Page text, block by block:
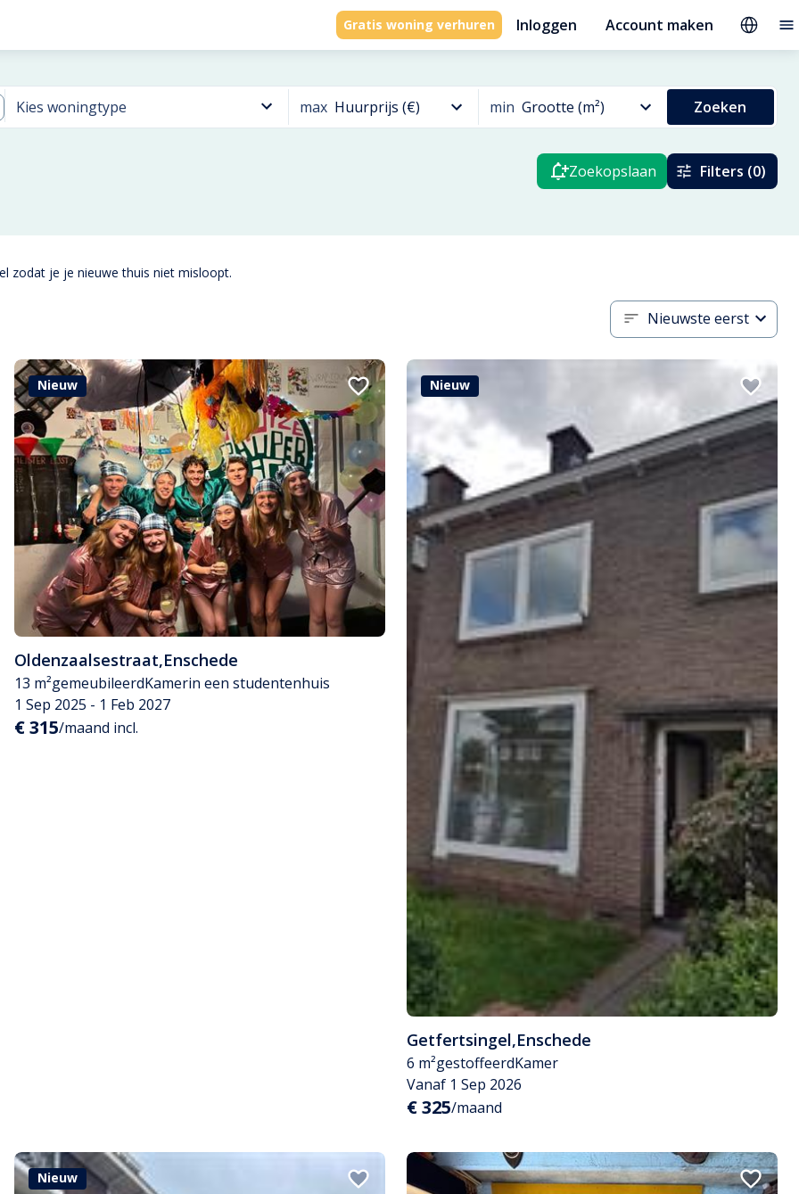
Gratis woning verhuren Inloggen Account maken
Kies woningtype max Huurprijs (€) min Grootte (m²) Zoeken
Zoekopslaan Filters (0)
zodat je je nieuwe thuis niet misloopt.
Nieuwste eerst
Nieuw
Oldenzaalsestraat,Enschede
13 m²gemeubileerdKamerin een studentenhuis
1 Sep 2025 - 1 Feb 2027
€ 315/maand incl.
Nieuw
Getfertsingel,Enschede
6 m²gestoffeerdKamer
Vanaf 1 Sep 2026
€ 325/maand
Nieuw